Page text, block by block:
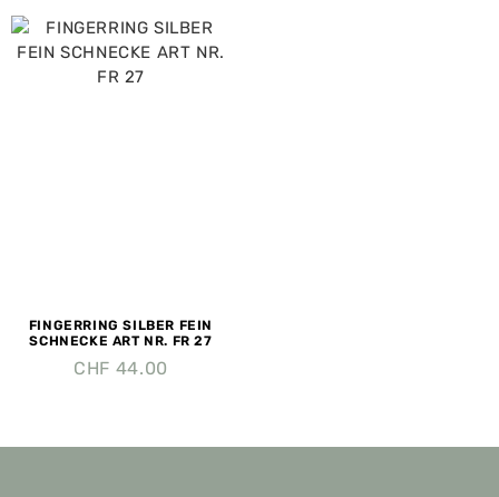
FINGERRING SILBER FEIN
SCHNECKE ART NR. FR 27
CHF 44.00